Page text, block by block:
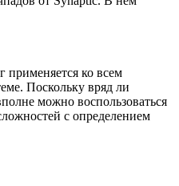
применяется ко всем
Поскольку вряд ли
можно воспользоваться
с определением